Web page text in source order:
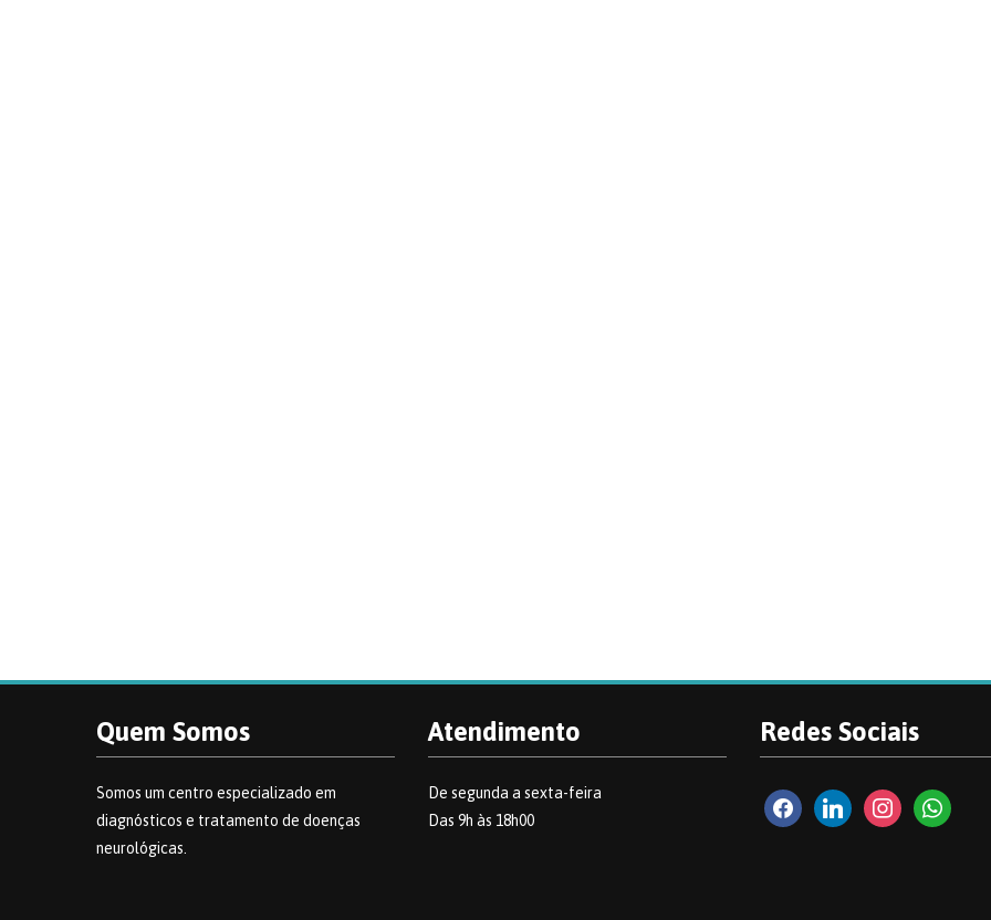
Quem Somos
Somos um centro especializado em
diagnósticos e tratamento de doenças
neurológicas.
Atendimento
De segunda a sexta-feira
Das 9h às 18h00
Redes Sociais
facebook2linkedininstagramwhatsapp